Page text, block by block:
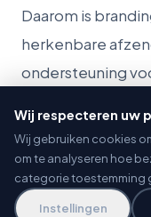
Wij respecteren uw
Wij gebruiken cookies
om te analyseren hoe
categorie toestemming
Instellingen
Daarom is
herkenbare
ondersteuning
verhoogt
Meer dan